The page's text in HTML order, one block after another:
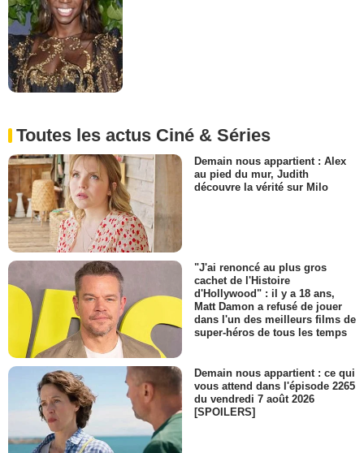
Toutes les actus Ciné & Séries
Demain nous appartient : Alex
au pied du mur, Judith
découvre la vérité sur Milo
"J'ai renoncé au plus gros
cachet de l'Histoire
d'Hollywood" : il y a 18 ans,
Matt Damon a refusé de jouer
dans l'un des meilleurs films de
super-héros de tous les temps
Demain nous appartient : ce qui
vous attend dans l'épisode 2265
du vendredi 7 août 2026
[SPOILERS]